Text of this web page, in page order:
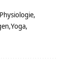
Physiologie
Yoga